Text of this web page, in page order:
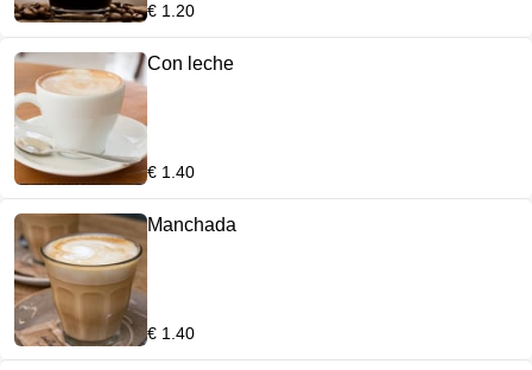
€ 1.20
Con leche
€ 1.40
Manchada
€ 1.40